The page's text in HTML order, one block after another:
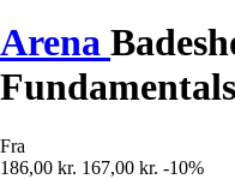
Arena
Fra
186,00 kr. 167,00 kr. -10%